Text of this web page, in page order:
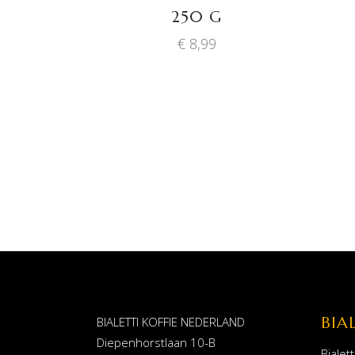
250 G
€8,99
BIALETTI KOFFIE NEDERLAND
Diepenhorstlaan 10-B